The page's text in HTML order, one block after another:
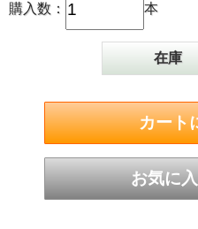
購入数： 本
在庫